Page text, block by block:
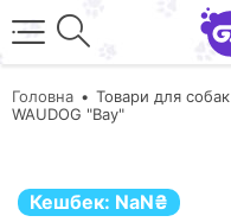
Головна Товари для собак
WAUDOG "Вау"
Кешбек: NaN₴